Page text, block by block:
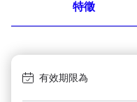
特徵
有效期限為